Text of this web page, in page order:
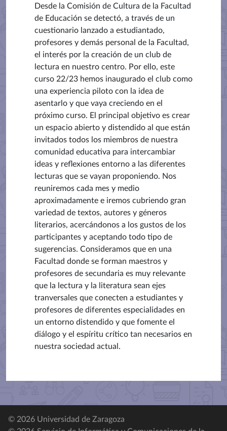
Desde la Comisión de Cultura de la Facultad
de Educación se detectó, a través de un
cuestionario lanzado a estudiantado,
profesores y demás personal de la Facultad,
el interés por la creación de un club de
lectura en nuestro centro. Por ello, este
curso 22/23 hemos inaugurado el club como
una experiencia piloto con la idea de
asentarlo y que vaya creciendo en el
próximo curso. El principal objetivo es crear
un espacio abierto y distendido al que están
invitados todos los miembros de nuestra
comunidad educativa para intercambiar
ideas y reflexiones entorno a las diferentes
lecturas que se vayan proponiendo. Nos
reuniremos cada mes y medio
aproximadamente e iremos cubriendo gran
variedad de textos, autores y géneros
literarios, acercándonos a los gustos de los
participantes y aceptando todo tipo de
sugerencias. Consideramos que en una
Facultad donde se forman maestros y
profesores de secundaria es muy relevante
que la lectura y la literatura sean ejes
tranversales que conecten a estudiantes y
profesores de diferentes especialidades en
un entorno distendido y que fomente el
diálogo y el espíritu crítico tan necesarios en
nuestra sociedad actual.
© 2026 Universidad de Zaragoza